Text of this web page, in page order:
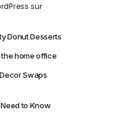
sur
Donut Desserts
home office
Swaps
to Know